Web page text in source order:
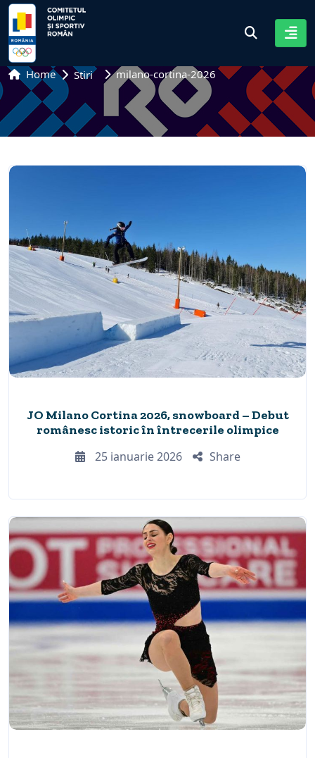
Home Stiri milano-cortina-2026
JO Milano Cortina 2026, snowboard – Debut
românesc istoric în întrecerile olimpice
25 ianuarie 2026
Share